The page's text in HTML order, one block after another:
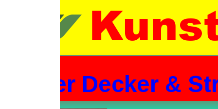
Decker &
Kunst-